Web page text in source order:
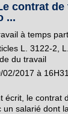
contrat
...
à temps
L. 3122-2,
du travail
02/2017 à
écrit, le contrat
un salarié dont